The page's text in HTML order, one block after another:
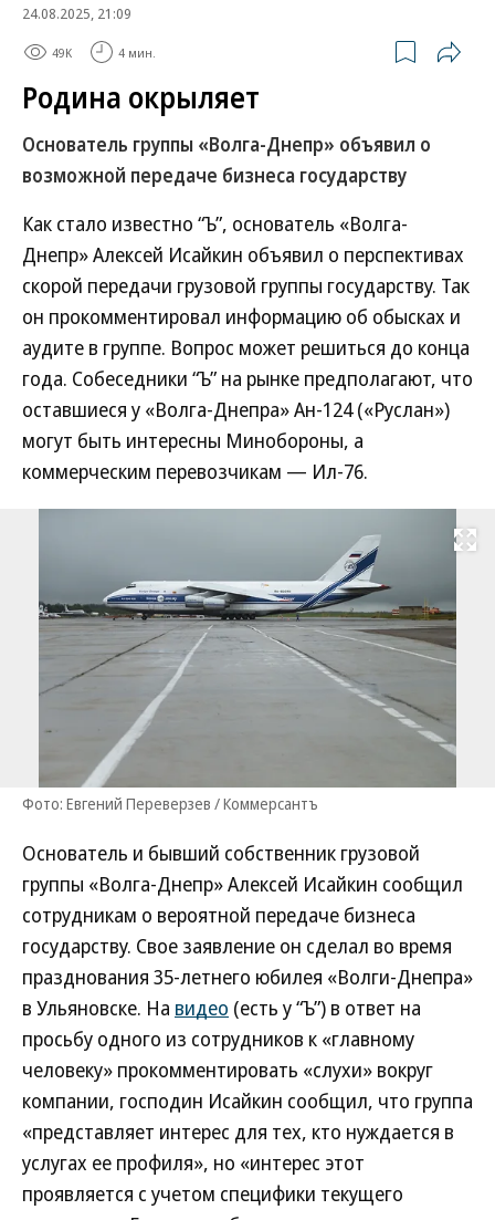
24.08.2025, 21:09
49K 4 мин.
Родина окрыляет
Основатель группы «Волга-Днепр» объявил о
возможной передаче бизнеса государству
Как стало известно “Ъ”, основатель «Волга-
Днепр» Алексей Исайкин объявил о перспективах
скорой передачи грузовой группы государству. Так
он прокомментировал информацию об обысках и
аудите в группе. Вопрос может решиться до конца
года. Собеседники “Ъ” на рынке предполагают, что
оставшиеся у «Волга-Днепра» Ан-124 («Руслан»)
могут быть интересны Минобороны, а
коммерческим перевозчикам — Ил-76.
Развернуть
Фото: Евгений Переверзев / Коммерсантъ
Основатель и бывший собственник грузовой
группы «Волга-Днепр» Алексей Исайкин сообщил
сотрудникам о вероятной передаче бизнеса
государству. Свое заявление он сделал во время
празднования 35-летнего юбилея «Волги-Днепра»
в Ульяновске. На видео (есть у “Ъ”) в ответ на
просьбу одного из сотрудников к «главному
человеку» прокомментировать «слухи» вокруг
компании, господин Исайкин сообщил, что группа
«представляет интерес для тех, кто нуждается в
услугах ее профиля», но «интерес этот
проявляется с учетом специфики текущего